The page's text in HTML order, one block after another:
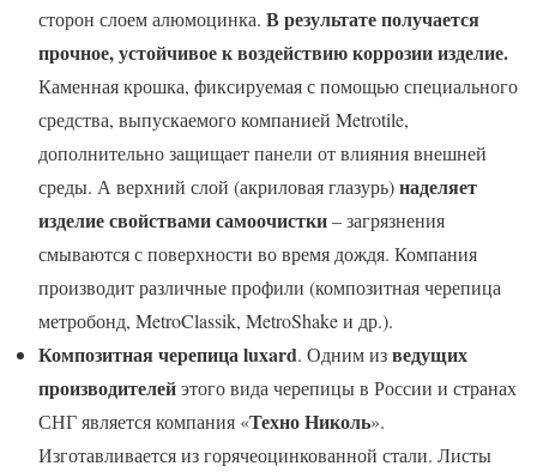
сторон слоем алюмоцинка. В результате получается
прочное, устойчивое к воздействию коррозии изделие.
Каменная крошка, фиксируемая с помощью специального
средства, выпускаемого компанией Metrotile,
дополнительно защищает панели от влияния внешней
среды. А верхний слой (акриловая глазурь)наделяет
изделие свойствами самоочистки– загрязнения
смываются с поверхности во время дождя. Компания
производит различные профили (композитная черепица
метробонд, MetroClassik, MetroShake и др.).
Композитная черепица luxard. Одним изведущих
производителейэтого вида черепицы в России и странах
СНГ является компания «Техно Николь».
Изготавливается из горячеоцинкованной стали. Листы